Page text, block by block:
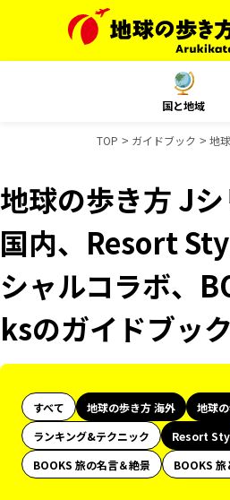
国と地域
TOP ガイドブック 地
地球の歩き方 J
国内、Resort
シャルコラボ、
ksのガイドブッ
すべて 地球の歩き方 海外 地球
ランキング&テクニック
Resort
BOOKS 旅の名言＆絶景
BOOKS 旅